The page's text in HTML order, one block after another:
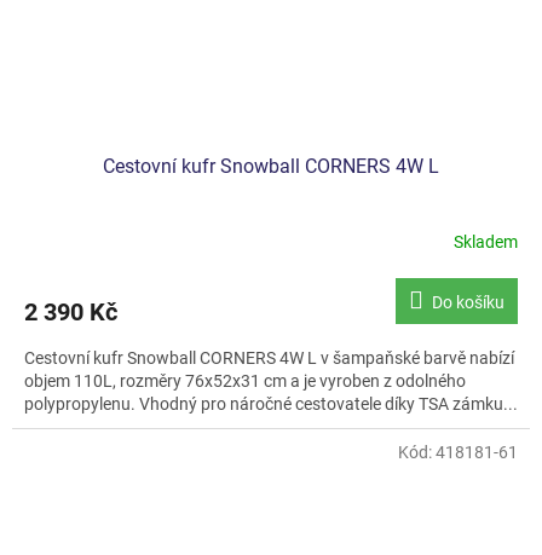
Cestovní kufr Snowball CORNERS 4W L
Skladem
2 390 Kč Do košíku
Cestovní kufr Snowball CORNERS 4W L v šampaňské barvě nabízí
objem 110L, rozměry 76x52x31 cm a je vyroben z odolného
polypropylenu. Vhodný pro náročné cestovatele díky TSA zámku...
Kód:418181-61